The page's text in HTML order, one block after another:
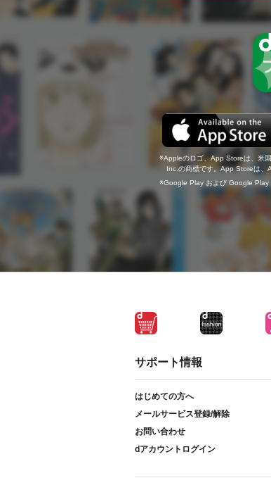
Appleのロゴ、App Storeは、米
Inc.の商標です。App Storeは、
Google Play および Google Play
サポート情報
はじめての方へ
メールサービス登録/解除
お問い合わせ
dアカウントログイン